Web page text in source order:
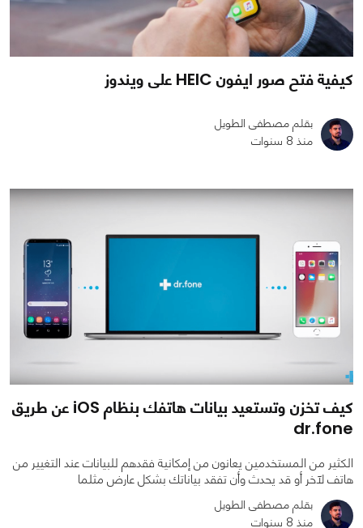
0
0
كيفية فتح صور ايفون HEIC على ويندوز
بقلم مصطفى الطويل
منذ 8 سنوات
كيف تخزن وتستعيد بيانات هاتفك بنظام iOS عن طريق
dr.fone
الكثير من المستخدمين يعانون من إمكانية فقدهم للبيانات عند التغيير من
هاتف لآخر أو قد يحدث وأن تفقد بياناتك بشكل عارض مثلما
بقلم مصطفى الطويل
منذ 8 سنوات